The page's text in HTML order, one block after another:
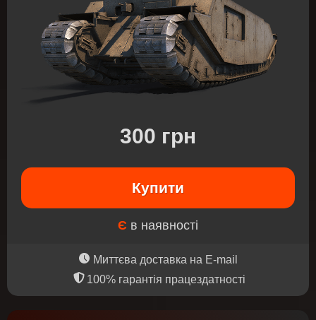
300 грн
Купити
Є в наявності
Миттєва доставка на E-mail
100% гарантія працездатності